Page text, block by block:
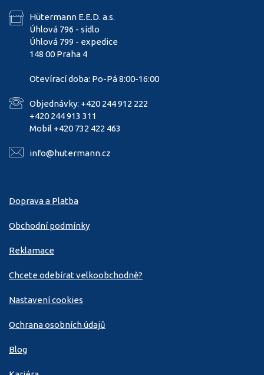
Hütermann E.E.D. a.s.
Úhlová 796 - sídlo
Úhlová 799 - expedice
148 00 Praha 4
Otevírací doba: Po-Pá 8:00-16:00
Objednávky: +420 244 912 222
+420 244 913 311
Mobil +420 732 422 463
info@hutermann.cz
Doprava a Platba
Obchodní podmínky
Reklamace
Chcete odebírat velkoobchodně?
Nastavení cookies
Ochrana osobních údajů
Blog